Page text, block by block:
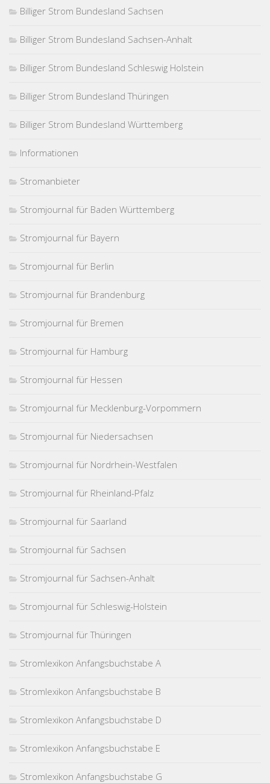
Billiger Strom Bundesland Sachsen
Billiger Strom Bundesland Sachsen-Anhalt
Billiger Strom Bundesland Schleswig Holstein
Billiger Strom Bundesland Thüringen
Billiger Strom Bundesland Württemberg
Informationen
Stromanbieter
Stromjournal für Baden Württemberg
Stromjournal für Bayern
Stromjournal für Berlin
Stromjournal für Brandenburg
Stromjournal für Bremen
Stromjournal für Hamburg
Stromjournal für Hessen
Stromjournal für Mecklenburg-Vorpommern
Stromjournal für Niedersachsen
Stromjournal für Nordrhein-Westfalen
Stromjournal für Rheinland-Pfalz
Stromjournal für Saarland
Stromjournal für Sachsen
Stromjournal für Sachsen-Anhalt
Stromjournal für Schleswig-Holstein
Stromjournal für Thüringen
Stromlexikon Anfangsbuchstabe A
Stromlexikon Anfangsbuchstabe B
Stromlexikon Anfangsbuchstabe D
Stromlexikon Anfangsbuchstabe E
Stromlexikon Anfangsbuchstabe G